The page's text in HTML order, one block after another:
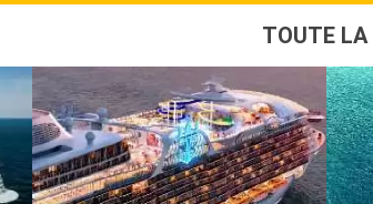
TOUTE LA